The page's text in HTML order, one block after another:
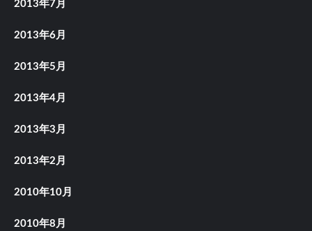
2013年7月
2013年6月
2013年5月
2013年4月
2013年3月
2013年2月
2010年10月
2010年8月